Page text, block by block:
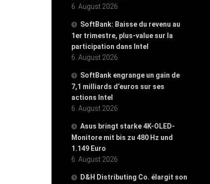
6. August 2026
SoftBank: Baisse du revenu au
1er trimestre, plus-value sur la
participation dans Intel
6. August 2026
SoftBank engrange un gain de
7,1 milliards d’euros sur ses
actions Intel
6. August 2026
Asus bringt starke 4K-OLED-
Monitore mit bis zu 480 Hz und
1.149 Euro
6. August 2026
D&H Distributing Co. élargit son